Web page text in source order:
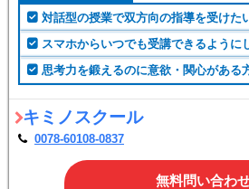
対話型の授業で双方向の指導を受けた
スマホからいつでも受講できるように
思考力を鍛えるのに意欲・関心がある
キミノスクール
0078-60108-0837
無料問い合わ